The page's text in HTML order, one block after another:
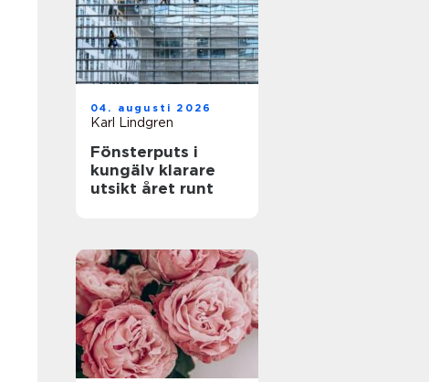
04. augusti 2026
Karl Lindgren
Fönsterputs i
kungälv klarare
utsikt året runt